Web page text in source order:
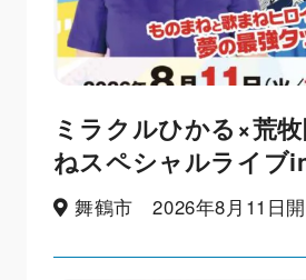
ミラクルひかる×荒
ねスペシャルライブ
舞鶴市 2026年8月11日